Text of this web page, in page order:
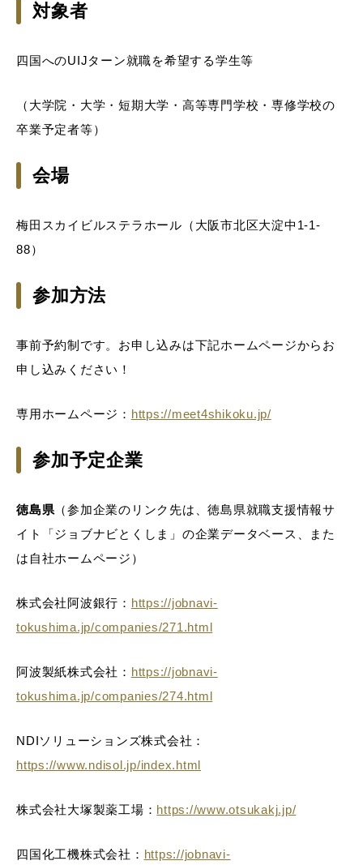
対象者
四国へのUIJターン就職を希望する学生等
（大学院・大学・短期大学・高等専門学校・専修学校の
卒業予定者等）
会場
梅田スカイビルステラホール（大阪市北区大淀中1-1-
88）
参加方法
事前予約制です。お申し込みは下記ホームページからお
申し込みください！
専用ホームページ： https://meet4shikoku.jp/
参加予定企業
徳島県 （参加企業のリンク先は、徳島県就職支援情報サ
イト「ジョブナビとくしま」の企業データベース、また
は自社ホームページ）
株式会社阿波銀行： https://jobnavi-
tokushima.jp/companies/271.html
阿波製紙株式会社： https://jobnavi-
tokushima.jp/companies/274.html
NDIソリューションズ株式会社：
https://www.ndisol.jp/index.html
株式会社大塚製薬工場： https://www.otsukakj.jp/
四国化工機株式会社： https://jobnavi-